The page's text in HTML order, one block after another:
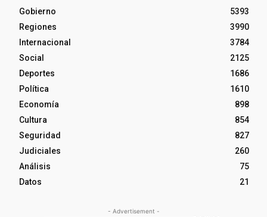
Gobierno
5393
Regiones
3990
Internacional
3784
Social
2125
Deportes
1686
Política
1610
Economía
898
Cultura
854
Seguridad
827
Judiciales
260
Análisis
75
Datos
21
- Advertisement -